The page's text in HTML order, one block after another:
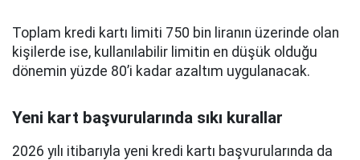
Toplam kredi kartı limiti 750 bin liranın üzerinde olan
kişilerde ise, kullanılabilir limitin en düşük olduğu
dönemin yüzde 80’i kadar azaltım uygulanacak.
Yeni kart başvurularında sıkı kurallar
2026 yılı itibarıyla yeni kredi kartı başvurularında da